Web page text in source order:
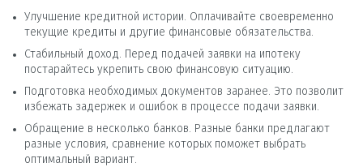
Улучшение кредитной истории. Оплачивайте своевременно
текущие кредиты и другие финансовые обязательства.
Стабильный доход. Перед подачей заявки на ипотеку
постарайтесь укрепить свою финансовую ситуацию.
Подготовка необходимых документов заранее. Это позволит
избежать задержек и ошибок в процессе подачи заявки.
Обращение в несколько банков. Разные банки предлагают
разные условия, сравнение которых поможет выбрать
оптимальный вариант.